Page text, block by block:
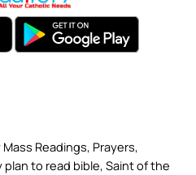
Readings, Prayers,
plan to read bible, Saint of the